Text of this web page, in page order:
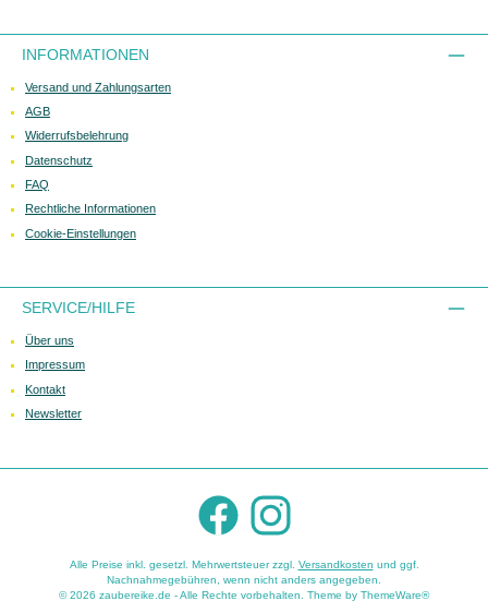
INFORMATIONEN
Versand und Zahlungsarten
AGB
Widerrufsbelehrung
Datenschutz
FAQ
Rechtliche Informationen
Cookie-Einstellungen
SERVICE/HILFE
Über uns
Impressum
Kontakt
Newsletter
Facebook Instagram
Alle Preise inkl. gesetzl. Mehrwertsteuer zzgl. Versandkosten und ggf.
Nachnahmegebühren, wenn nicht anders angegeben.
© 2026 zaubereike.de - Alle Rechte vorbehalten. Theme by ThemeWare®